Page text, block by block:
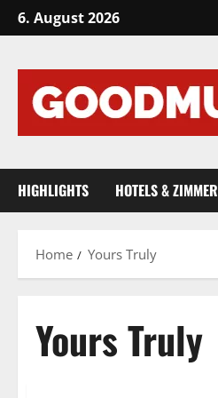
Skip
to
6. August 2026
HIGHLIGHTS HOTELS & ZIMMER
Home Yours Truly
Yours Truly